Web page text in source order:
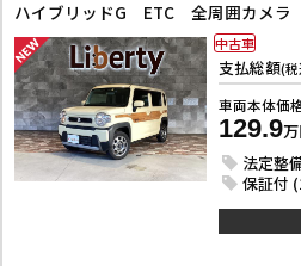
支払総額(
車両本体価
129.9
法定整
保証付
中古車